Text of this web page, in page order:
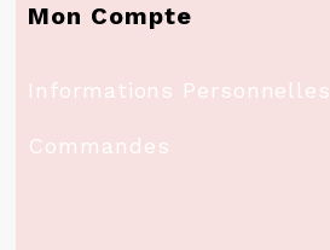
Mon Compte
Informations Personnelles
Commandes